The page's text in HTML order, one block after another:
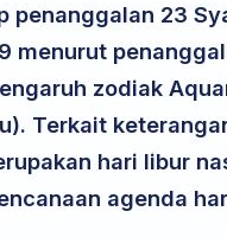
penanggalan 23
menurut
zodiak
Terkait
hari libur
agenda